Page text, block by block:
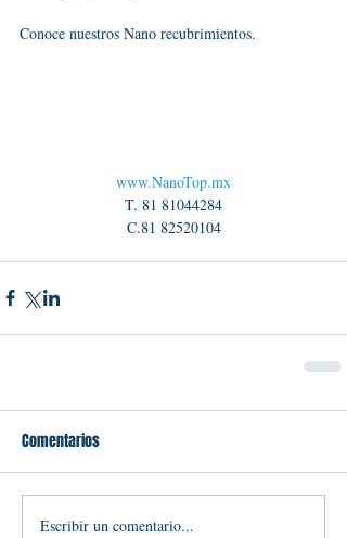
Conoce nuestros Nano recubrimientos.
www.NanoTop.mx
T. 81 81044284
C.81 82520104
Comentarios
Escribir un comentario...